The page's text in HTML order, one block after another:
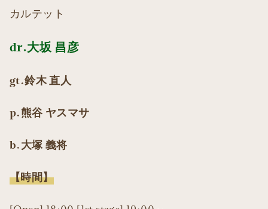
カルテット
dr.大坂 昌彦
gt.鈴木 直人
p.熊谷 ヤスマサ
b.大塚 義将
【時間】